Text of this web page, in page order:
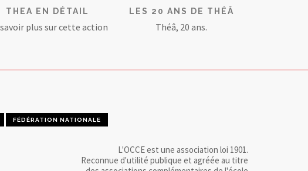
THEA EN DÉTAIL
plus sur cette action
LES 20 ANS DE THÉÂ
Théâ, 20 ans.
FÉDÉRATION NATIONALE
L'OCCE est une association loi 1901.
Reconnue d'utilité publique et agréée au titre